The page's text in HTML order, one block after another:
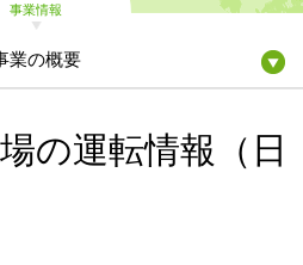
事業情報
業の概要
の運転情報（日